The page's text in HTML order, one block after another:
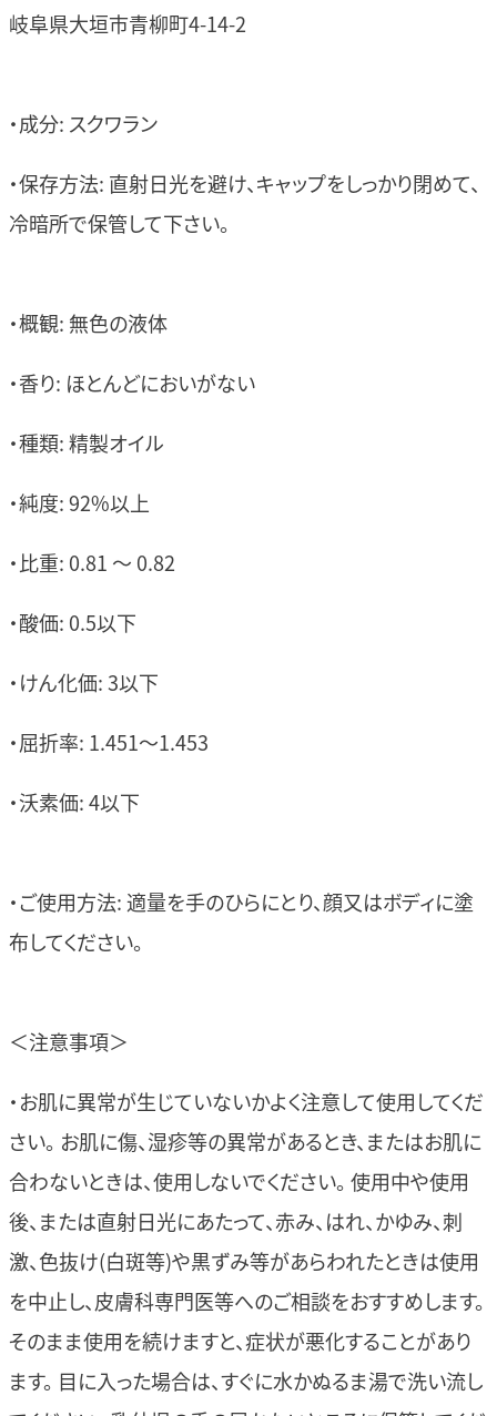
岐阜県大垣市青柳町4-14-2
・成分: スクワラン
・保存方法: 直射日光を避け、キャップをしっかり閉めて、
冷暗所で保管して下さい。
・概観: 無色の液体
・香り: ほとんどにおいがない
・種類: 精製オイル
・純度: 92%以上
・比重: 0.81 ～ 0.82
・酸価: 0.5以下
・けん化価: 3以下
・屈折率: 1.451～1.453
・沃素価: 4以下
・ご使用方法: 適量を手のひらにとり、顔又はボディに塗
布してください。
＜注意事項＞
・お肌に異常が生じていないかよく注意して使用してくだ
さい。 お肌に傷、湿疹等の異常があるとき、またはお肌に
合わないときは、使用しないでください。 使用中や使用
後、または直射日光にあたって、赤み、はれ、かゆみ、刺
激、色抜け(白斑等)や黒ずみ等があらわれたときは使用
を中止し、皮膚科専門医等へのご相談をおすすめします。
そのまま使用を続けますと、症状が悪化することがあり
ます。 目に入った場合は、すぐに水かぬるま湯で洗い流し